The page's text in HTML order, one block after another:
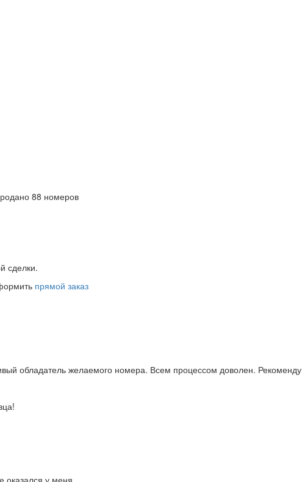
88 номеров
сделки.
прямой заказ
обладатель желаемого номера. Всем процессом доволен.
оказался у меня